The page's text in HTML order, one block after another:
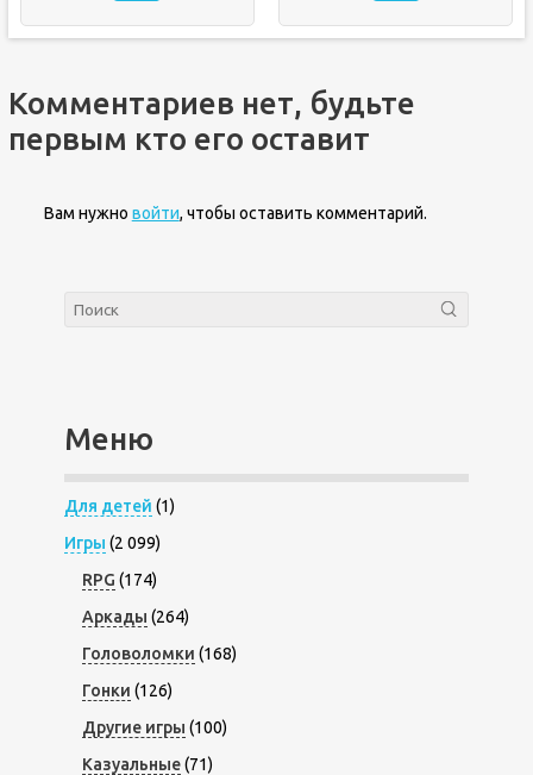
Комментариев нет, будьте
первым кто его оставит
Вам нужно войти, чтобы оставить комментарий.
Меню
Для детей (1)
Игры (2 099)
RPG (174)
Аркады (264)
Головоломки (168)
Гонки (126)
Другие игры (100)
Казуальные(71)